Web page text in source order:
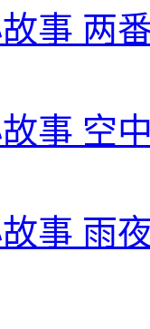
事 两
事 空
事 雨